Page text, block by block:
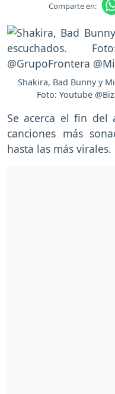
Comparte en:
Shakira, Bad Bunny y
Foto: Youtube
Se acerca el fin
canciones más
hasta las más virales.